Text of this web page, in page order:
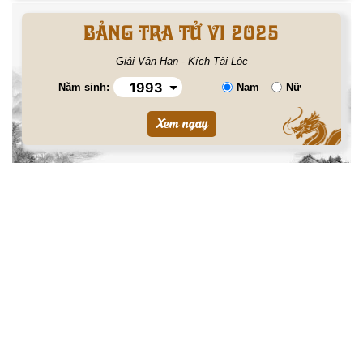
BẢNG TRA TỬ VI 2025
Giải Vận Hạn - Kích Tài Lộc
Năm sinh: Nam Nữ